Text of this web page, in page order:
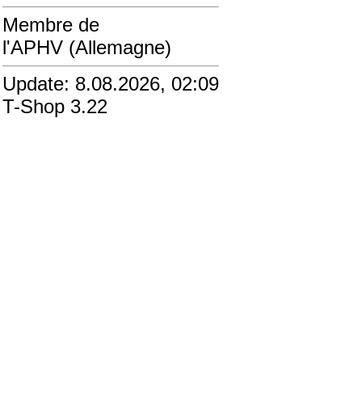
Membre de
l'APHV (Allemagne)
Update: 8.08.2026, 02:09
T-Shop 3.22